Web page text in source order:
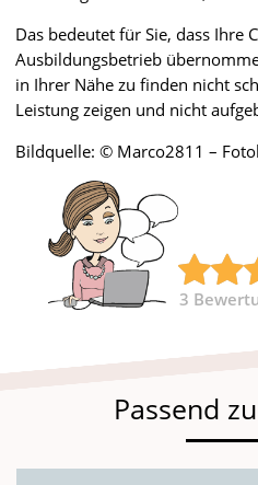
Das bedeutet für Sie, dass Ihre
Ausbildungsbetrieb
in Ihrer Nähe zu finden nicht
Leistung zeigen und nicht
Bildquelle: © Marco2811 –
3
Passend